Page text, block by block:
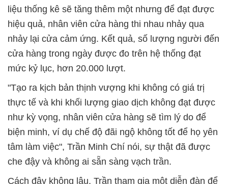
liệu thống kê sẽ tăng thêm một nhưng để đạt được
hiệu quả, nhân viên cửa hàng thi nhau nhảy qua
nhảy lại cửa cảm ứng. Kết quả, số lượng người đến
cửa hàng trong ngày được đo trên hệ thống đạt
mức kỷ lục, hơn 20.000 lượt.
"Tạo ra kịch bản thịnh vượng khi không có giá trị
thực tế và khi khối lượng giao dịch không đạt được
như kỳ vọng, nhân viên cửa hàng sẽ tìm lý do để
biện minh, ví dụ chế độ đãi ngộ không tốt để họ yên
tâm làm việc", Trần Minh Chí nói, sự thật đã được
che đậy và không ai sẵn sàng vạch trần.
Cách đây không lâu, Trần tham gia một diễn đàn để